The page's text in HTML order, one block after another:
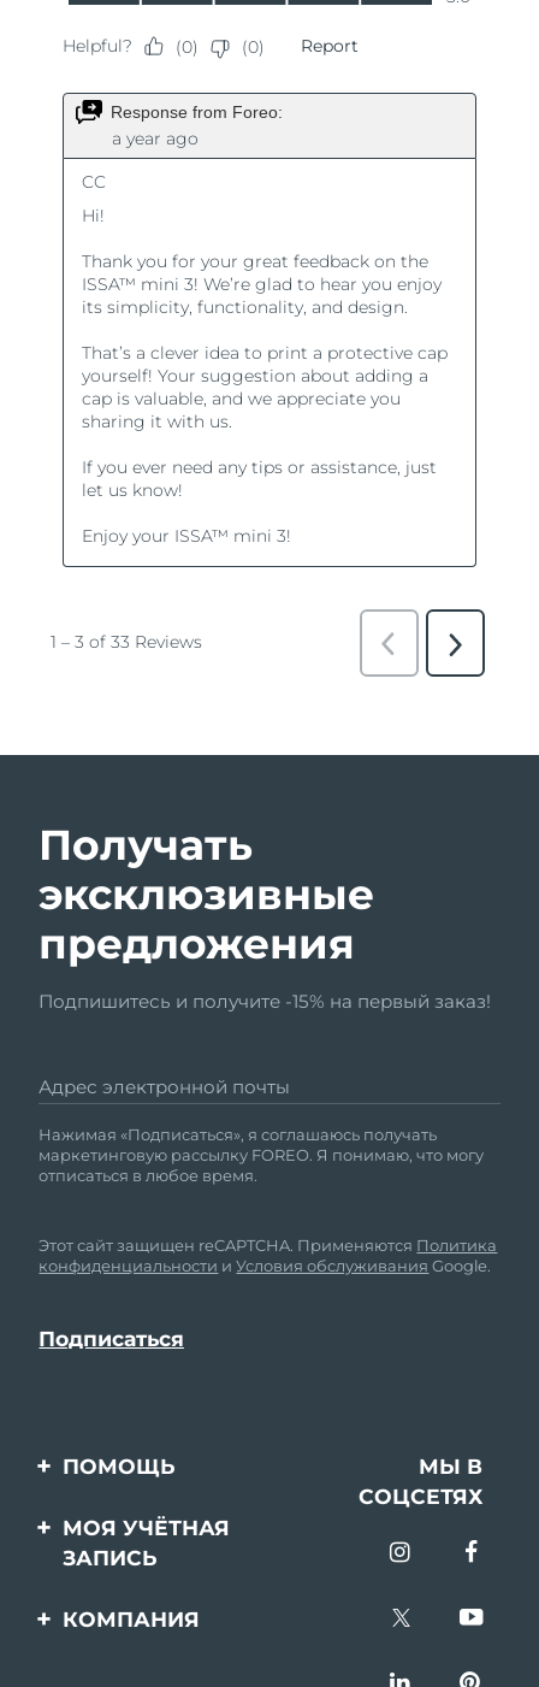
Получать
эксклюзивные
предложения
Подпишитесь и получите -15% на первый заказ!
Адрес электронной почты
Нажимая «Подписаться», я соглашаюсь получать
маркетинговую рассылку FOREO. Я понимаю, что могу
отписаться в любое время.
Этот сайт защищен reCAPTCHA. Применяются Политика
конфиденциальности иУсловия обслуживания Google.
ПОМОЩЬ
Свяжитесь с нами
Заказ и доставка
Гарантия и возврат
МЫ В
СОЦСЕТЯХ
МОЯ УЧЁТНАЯ
ЗАПИСЬ
Регистрация продукта
КОМПАНИЯ